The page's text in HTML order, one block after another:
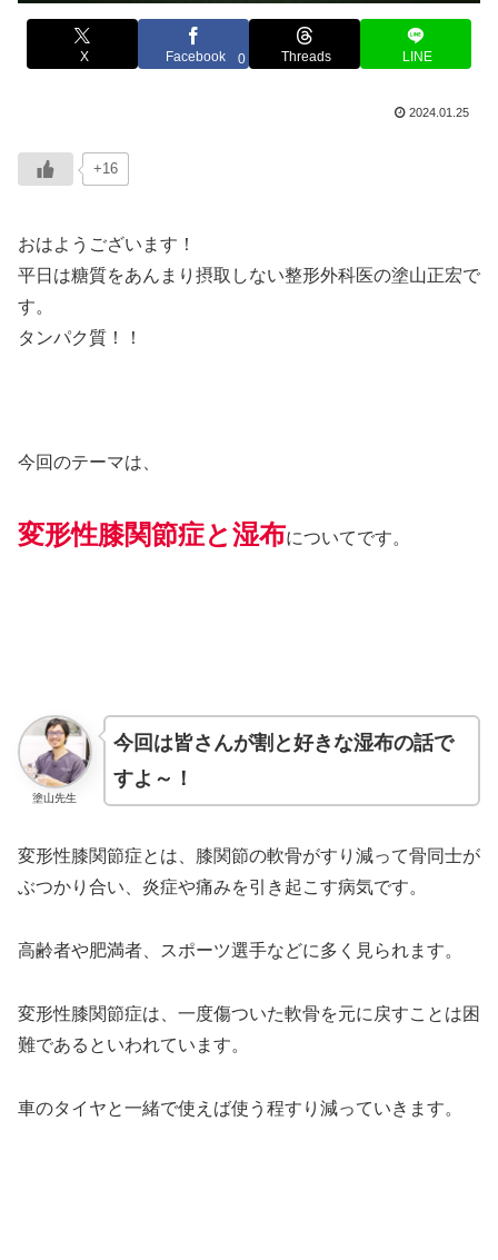
X Facebook 0 Threads LINE
2024.01.25
+16
おはようございます！
平日は糖質をあんまり摂取しない整形外科医の塗山正宏で
す。
タンパク質！！
今回のテーマは、
変形性膝関節症と湿布についてです。
塗山先生
今回は皆さんが割と好きな湿布の話で
すよ～！
変形性膝関節症とは、膝関節の軟骨がすり減って骨同士が
ぶつかり合い、炎症や痛みを引き起こす病気です。
高齢者や肥満者、スポーツ選手などに多く見られます。
変形性膝関節症は、一度傷ついた軟骨を元に戻すことは困
難であるといわれています。
車のタイヤと一緒で使えば使う程すり減っていきます。